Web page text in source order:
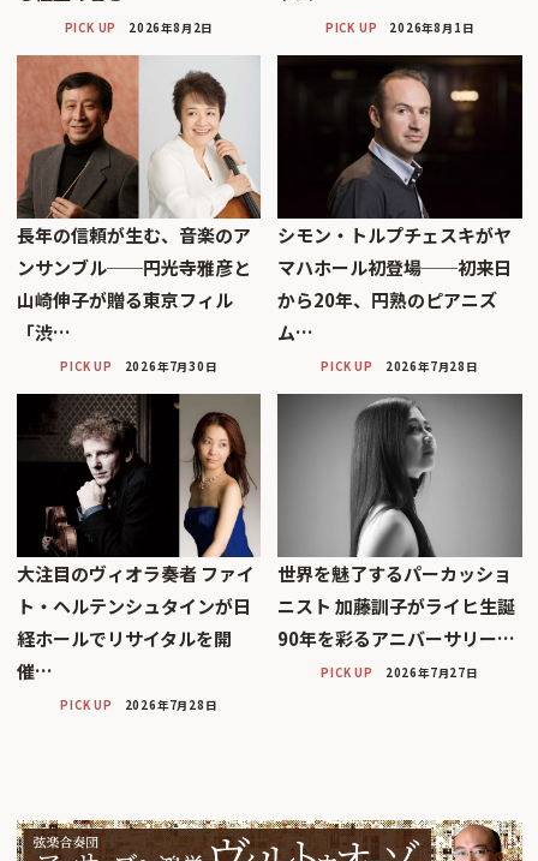
PICK UP 2026年8月2日 PICK UP 2026年8月1日
長年の信頼が生む、音楽のア
ンサンブル──円光寺雅彦と
山崎伸子が贈る東京フィル
「渋…
PICK UP 2026年7月30日
シモン・トルプチェスキがヤ
マハホール初登場──初来日
から20年、円熟のピアニズ
ム…
PICK UP 2026年7月28日
大注目のヴィオラ奏者 ファイ
ト・ヘルテンシュタインが日
経ホールでリサイタルを開
催…
PICK UP 2026年7月28日
世界を魅了するパーカッショ
ニスト 加藤訓子がライヒ生誕
90年を彩るアニバーサリー…
PICK UP 2026年7月27日